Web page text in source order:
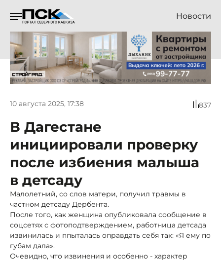
Новости
10 августа 2025, 17:38 837
В Дагестане
инициировали проверку
после избиения малыша
в детсаду
Малолетний, со слов матери, получил травмы в
частном детсаду Дербента.
После того, как женщина опубликовала сообщение в
соцсетях с фотоподтверждением, работница детсада
извинилась и ппыталась оправдать себя так: «Я ему по
губам дала».
Очевидно, что извинения и особенно - характер